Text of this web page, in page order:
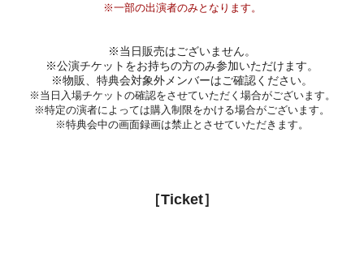
※一部の出演者のみとなります。
※当日販売はございません。
※公演チケットをお持ちの方のみ参加いただけます。
※物販、特典会対象外メンバーはご確認ください。
※当日入場チケットの確認をさせていただく場合がございます。
※特定の演者によっては購入制限をかける場合がございます。
※特典会中の画面録画は禁止とさせていただきます。
［Ticket］